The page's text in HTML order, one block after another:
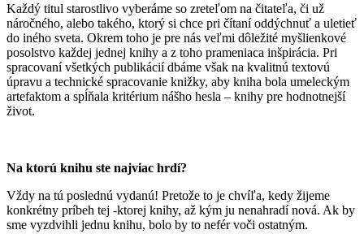
Každý titul starostlivo vyberáme so zreteľom na čitateľa, či už
náročného, alebo takého, ktorý si chce pri čítaní oddýchnuť a uletieť
do iného sveta. Okrem toho je pre nás veľmi dôležité myšlienkové
posolstvo každej jednej knihy a z toho prameniaca inšpirácia. Pri
spracovaní všetkých publikácií dbáme však na kvalitnú textovú
úpravu a technické spracovanie knižky, aby kniha bola umeleckým
artefaktom a spĺňala kritérium nášho hesla – knihy pre hodnotnejší
život.
Na ktorú knihu ste najviac hrdí?
Vždy na tú poslednú vydanú! Pretože to je chvíľa, kedy žijeme
konkrétny príbeh tej -ktorej knihy, až kým ju nenahradí nová. Ak by
sme vyzdvihli jednu knihu, bolo by to nefér voči ostatným.